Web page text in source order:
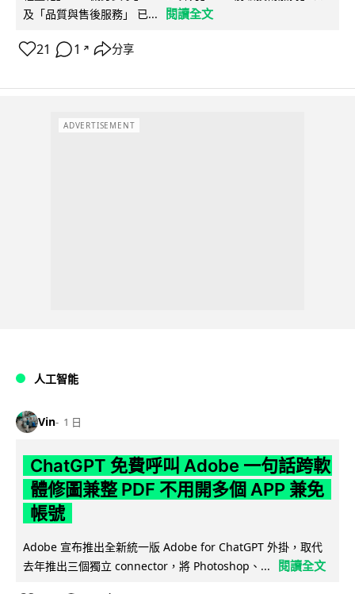
及「品質與售後服務」 已...
閱讀全文
21 1 ↗ 分享
ADVERTISEMENT
人工智能
Vin 1 日
ChatGPT 免費呼叫 Adobe 一句話跨軟
體修圖兼整 PDF 不用開多個 APP 兼免
帳號
Adobe 宣布推出全新統一版 Adobe for ChatGPT 外掛，取代
去年推出三個獨立 connector，將 Photoshop、...
閱讀全文